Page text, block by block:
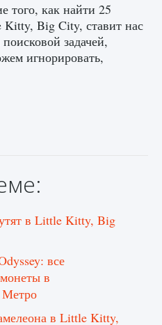
того, как найти 25
Big City, ставит нас
задачей,
игнорировать,
в Little Kitty, Big
все
в
Метро
в Little Kitty,